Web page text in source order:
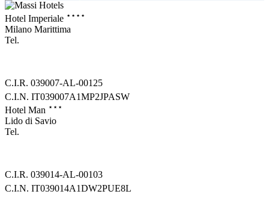
Hotel Imperiale ⋆⋆⋆⋆
Milano Marittima
Tel.
C.I.R. 039007-AL-00125
C.I.N. IT039007A1MP2JPASW
Hotel Man ⋆⋆⋆
Lido di Savio
Tel.
C.I.R. 039014-AL-00103
C.I.N. IT039014A1DW2PUE8L